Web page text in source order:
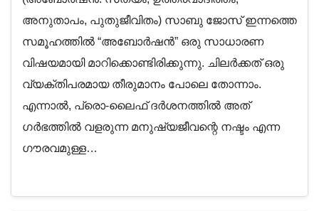
അനുതാപം, പുതുജീവിതം) സാബു ജോസ് ഇന്നത്തെ
സമൂഹത്തിൽ “അബോർഷൻ” ഒരു സാധാരണ
വിഷയമായി മാറിക്കൊണ്ടിരിക്കുന്നു. ചിലർക്കത് ഒരു
വ്യക്തിപരമായ തീരുമാനം പോലെ തോന്നാം.
എന്നാൽ, പ്രൊ-ലൈഫ് ദർശനത്തിൽ അത്
ഗർഭത്തിൽ വളരുന്ന മനുഷ്യജീവന്റെ നഷ്ടം എന്ന
ഗൗരവമുള്ള…